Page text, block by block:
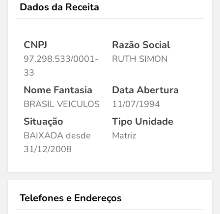
Dados da Receita
CNPJ
97.298.533/0001-
33
Razão Social
RUTH SIMON
Nome Fantasia
BRASIL VEICULOS
Data Abertura
11/07/1994
Situação
BAIXADA desde
31/12/2008
Tipo Unidade
Matriz
Telefones e Endereços